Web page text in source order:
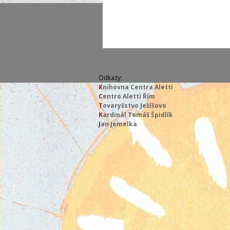
Odkazy:
Knihovna Centra Aletti
Centro Aletti Řím
Tovaryšstvo Ježíšovo
Kardinál Tomáš Špidlík
Jan Jemelka